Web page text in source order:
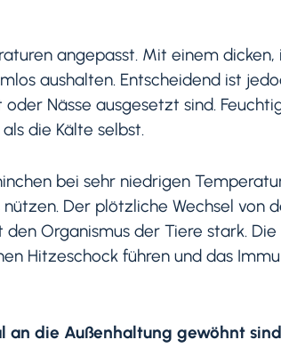
angepasst. Mit einem dicken,
aushalten. Entscheidend ist
Nässe ausgesetzt sind.
die Kälte selbst.
bei sehr niedrigen
Der plötzliche Wechsel von
Organismus der Tiere stark. Die
Hitzeschock führen und das
an die Außenhaltung gewöhnt